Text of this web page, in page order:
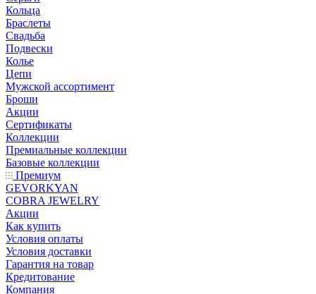
Кольца
Браслеты
Свадьба
Подвески
Колье
Цепи
Мужской ассортимент
Броши
Акции
Сертификаты
Коллекции
Премиальные коллекции
Базовые коллекции
Премиум
GEVORKYAN
COBRA JEWELRY
Акции
Как купить
Условия оплаты
Условия доставки
Гарантия на товар
Кредитование
Компания